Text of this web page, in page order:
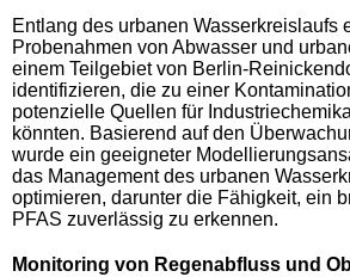
Entlang des urbanen Wasserkreislaufs
Probenahmen von Abwasser und
einem Teilgebiet von Berlin-
identifizieren, die zu einer
potenzielle Quellen für
könnten. Basierend auf den
wurde ein geeigneter
das Management des urbanen
optimieren, darunter die Fähigkeit, ein
PFAS zuverlässig zu erkennen.
Monitoring von Regenabfluss und